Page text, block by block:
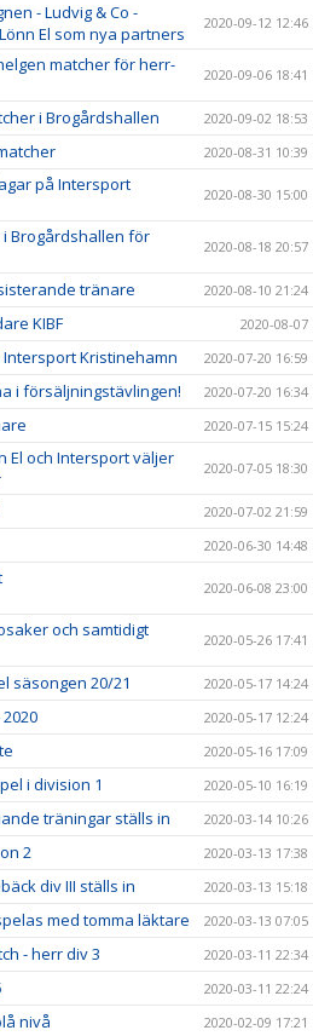
- Ludvig & Co -
El som nya partners
2020-09-12 12:46
matcher för herr-
2020-09-06 18:41
i Brogårdshallen 2020-09-02 18:53
2020-08-31 10:39
på Intersport
2020-08-30 15:00
Brogårdshallen för
2020-08-18 20:57
tränare 2020-08-10 21:24
KIBF 2020-08-07
Intersport Kristinehamn 2020-07-20 16:59
i försäljningstävlingen! 2020-07-20 16:34
2020-07-15 15:24
El och Intersport väljer
2020-07-05 18:30
2020-07-02 21:59
2020-06-30 14:48
2020-06-08 23:00
och samtidigt
2020-05-26 17:41
säsongen 20/21 2020-05-17 14:24
2020-05-17 12:24
2020-05-16 17:09
i division 1 2020-05-10 16:19
träningar ställs in 2020-03-14 10:26
2 2020-03-13 17:38
div III ställs in 2020-03-13 15:18
med tomma läktare 2020-03-13 07:05
- herr div 3 2020-03-11 22:34
2020-03-11 22:24
nivå 2020-02-09 17:21